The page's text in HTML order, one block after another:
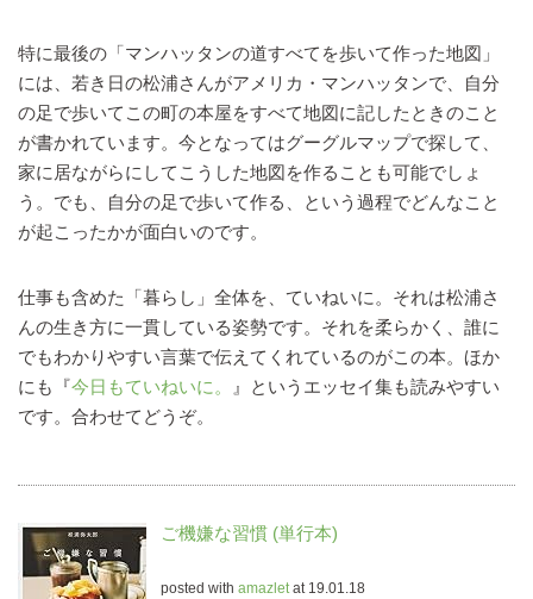
特に最後の「マンハッタンの道すべてを歩いて作った地図」
には、若き日の松浦さんがアメリカ・マンハッタンで、自分
の足で歩いてこの町の本屋をすべて地図に記したときのこと
が書かれています。今となってはグーグルマップで探して、
家に居ながらにしてこうした地図を作ることも可能でしょ
う。でも、自分の足で歩いて作る、という過程でどんなこと
が起こったかが面白いのです。
仕事も含めた「暮らし」全体を、ていねいに。それは松浦さ
んの生き方に一貫している姿勢です。それを柔らかく、誰に
でもわかりやすい言葉で伝えてくれているのがこの本。ほか
にも『今日もていねいに。
』というエッセイ集も読みやすい
です。合わせてどうぞ。
ご機嫌な習慣 (単行本)
posted with amazletat 19.01.18